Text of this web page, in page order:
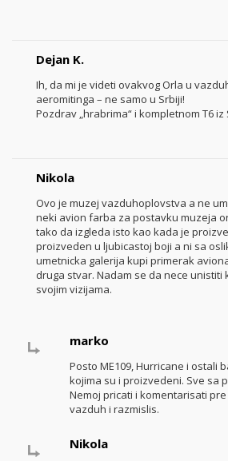
Dejan K.
Ih, da mi je videti ovakvog Orla u
aeromitinga – ne samo u Srbiji!
Pozdrav „hrabrima“ i kompletnom T6
Nikola
Ovo je muzej vazduhoplovstva a ne
neki avion farba za postavku muzeja
tako da izgleda isto kao kada je
proizveden u ljubicastoj boji a ni sa
umetnicka galerija kupi primerak
druga stvar. Nadam se da nece unistiti
svojim vizijama.
marko
Posto ME109, Hurricane i ostali
kojima su i proizvedeni. Sve sa
Nemoj pricati i komentarisati
vazduh i razmislis.
Nikola